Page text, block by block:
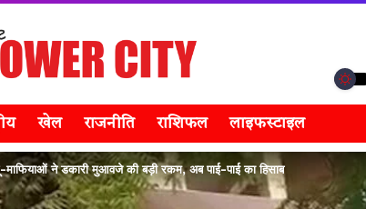
खेल राजनीति राशिफल लाइफस्टाइल
ने डकारी मुआवजे की बड़ी रकम, अब पाई-पाई का हिसाब